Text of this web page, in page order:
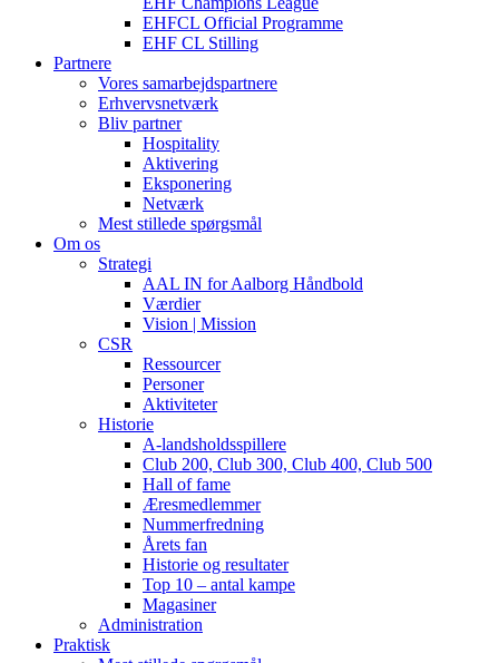
EHFCL Official Programme
EHF CL Stilling
Partnere
Vores samarbejdspartnere
Erhvervsnetværk
Bliv partner
Hospitality
Aktivering
Eksponering
Netværk
Mest stillede spørgsmål
Om os
Strategi
AAL IN for Aalborg Håndbold
Værdier
Vision | Mission
CSR
Ressourcer
Personer
Aktiviteter
Historie
A-landsholdsspillere
Club 200, Club 300, Club 400, Club 500
Hall of fame
Æresmedlemmer
Nummerfredning
Årets fan
Historie og resultater
Top 10 – antal kampe
Magasiner
Administration
Praktisk